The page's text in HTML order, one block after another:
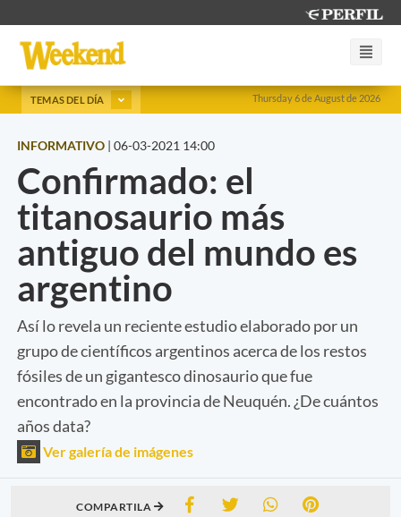
Thursday 6 de August de 2026
TEMAS DEL DÍA
INFORMATIVO | 06-03-2021 14:00
Confirmado: el
titanosaurio más
antiguo del mundo es
argentino
Así lo revela un reciente estudio elaborado por un
grupo de científicos argentinos acerca de los restos
fósiles de un gigantesco dinosaurio que fue
encontrado en la provincia de Neuquén. ¿De cuántos
años data?
Ver galería de imágenes
COMPARTILA